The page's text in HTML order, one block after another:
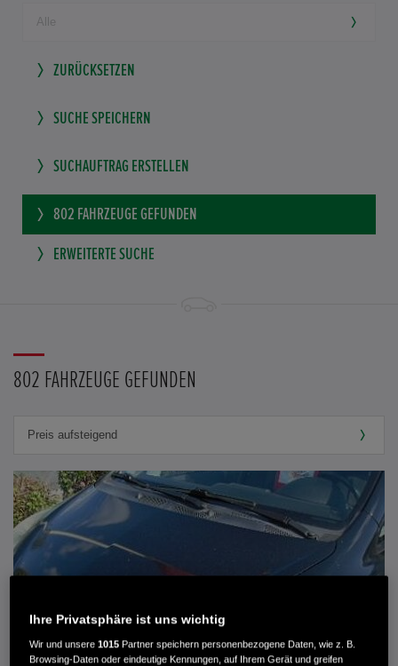
ZURÜCKSETZEN
SUCHE SPEICHERN
SUCHAUFTRAG ERSTELLEN
802 FAHRZEUGE GEFUNDEN
ERWEITERTE SUCHE
802 FAHRZEUGE GEFUNDEN
Ihre Privatsphäre ist uns wichtig
Wir und unsere1015 Partner speichern personenbezogene Daten, wie z. B.
Browsing-Daten oder eindeutige Kennungen, auf Ihrem Gerät und greifen